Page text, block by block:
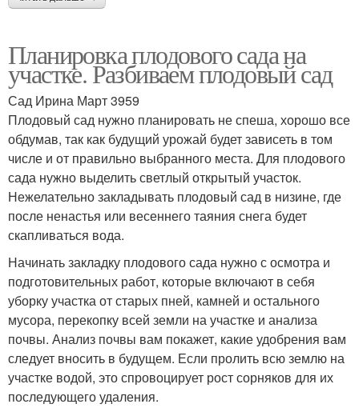
Планировка плодового сада на
участке. Разбиваем плодовый сад
Сад Ирина Март 3959
Плодовый сад нужно планировать не спеша, хорошо все
обдумав, так как будущий урожай будет зависеть в том
числе и от правильно выбранного места. Для плодового
сада нужно выделить светлый открытый участок.
Нежелательно закладывать плодовый сад в низине, где
после ненастья или весеннего таяния снега будет
скапливаться вода.
Начинать закладку плодового сада нужно с осмотра и
подготовительных работ, которые включают в себя
уборку участка от старых пней, камней и остального
мусора, перекопку всей земли на участке и анализа
почвы. Анализ почвы вам покажет, какие удобрения вам
следует вносить в будущем. Если пролить всю землю на
участке водой, это спровоцирует рост сорняков для их
последующего удаления.